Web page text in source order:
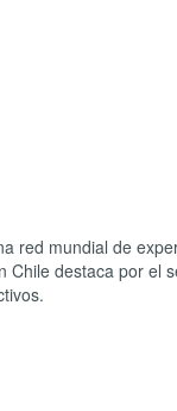
red mundial de
destaca por